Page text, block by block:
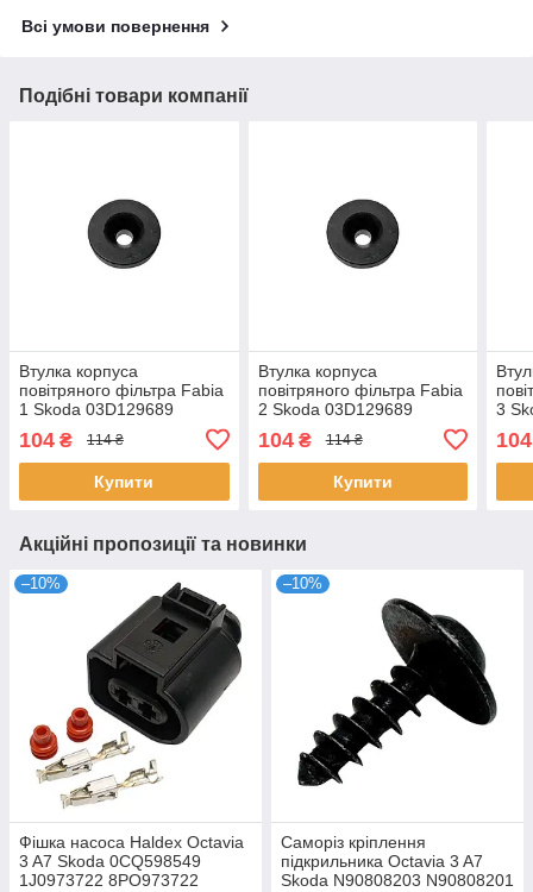
Всі умови повернення
Подібні товари компанії
Втулка корпуса
повітряного фільтра Fabia
1 Skoda 03D129689
104 ₴ 114 ₴
Купити
Втулка корпуса
повітряного фільтра Fabia
2 Skoda 03D129689
104₴ 114 ₴
Купити
3
104
Акційні пропозиції та новинки
–10%
Фішка насоса Haldex Octavia
3 A7 Skoda 0CQ598549
1J0973722 8PO973722
–10%
Саморіз кріплення
підкрильника Octavia 3 A7
Skoda N90808203 N90808201